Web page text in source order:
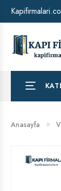
HAKKIMIZDA
BANKA
Anasayfa